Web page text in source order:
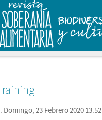
23 Febrero 2020 13:52